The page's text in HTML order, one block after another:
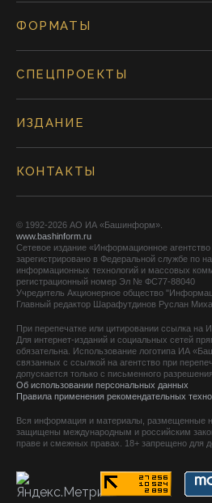
ФОРМАТЫ
СПЕЦПРОЕКТЫ
ИЗДАНИЕ
КОНТАКТЫ
© 1992-2026 АО ИА «Башинформ».
www.bashinform.ru
Сетевое издание «Информационное
зарегистрировано в Федеральной службе по
информационных технологий и массовых
регистрационный номер Эл № ФС77-88040
Учредитель Акционерное общество
Главный редактор Шарафутдинов Руслан
При перепечатке или цитировании ссылка на
Для интернет-изданий и социальных сетей
обязательна. Использование логотипа ИА
связанных с ссылкой на агентство при
допускается только с письменного
Об использовании персональных данных
Правила применения рекомендательных
Вся информация и материалы, размещенные
защищены международным и российским
праве и смежных правах. 18+ запрещено для